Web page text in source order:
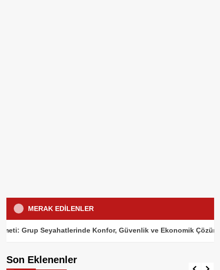
MERAK EDILENLER
Grup Seyahatlerinde Konfor, Güvenlik ve Ekonomik Çözüm
Son Eklenenler
admin2 29 Eylül 2025
Gece Kedi Neden Miyavlar?